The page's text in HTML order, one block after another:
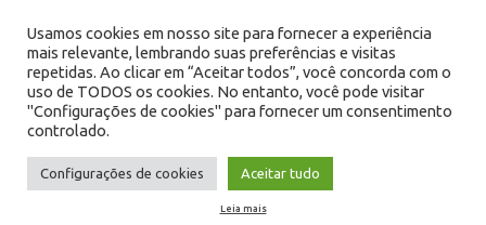
Creative Commons
ARQUIVOS
Arquivos
PCB - Partido Comunista Brasileiro.
Usamos cookies em nosso site para fornecer a experiência
mais relevante, lembrando suas preferências e visitas
repetidas. Ao clicar em “Aceitar todos”, você concorda com o
uso de TODOS os cookies. No entanto, você pode visitar
"Configurações de cookies" para fornecer um consentimento
controlado.
Configurações de cookies Aceitar tudo
Leia mais